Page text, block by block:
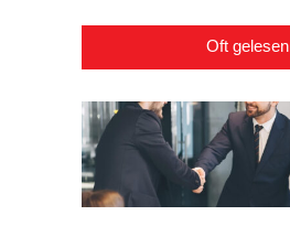
Oft gelesen